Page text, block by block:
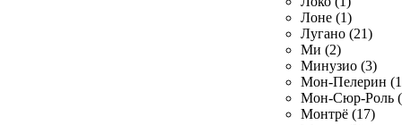
Лоне (1)
Лугано (21)
Ми (2)
Минузио (3)
Мон-Пелерин
Мон-Сюр-Роль
Монтрё (17)